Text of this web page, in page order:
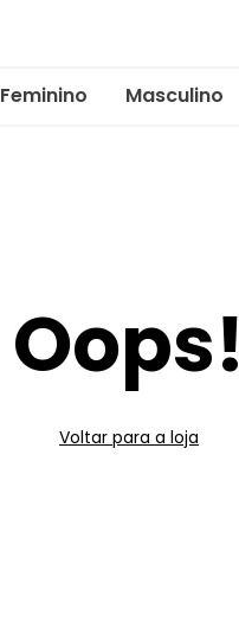
Feminino Masculino
Oops!
Voltar para a loja